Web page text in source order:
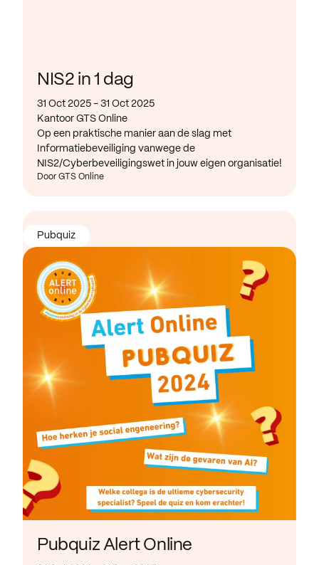
NIS2 in 1 dag
31 Oct 2025 - 31 Oct 2025
Kantoor GTS Online
Op een praktische manier aan de slag met
Informatiebeveiliging vanwege de
NIS2/Cyberbeveiligingswet in jouw eigen organisatie!
Door GTS Online
Pubquiz Alert Online
Pubquiz